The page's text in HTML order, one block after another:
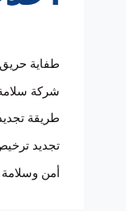
o
طفاية حريق
شركة سلامة
طريقة تجديد
تجديد ترخيص
أمن وسلامة